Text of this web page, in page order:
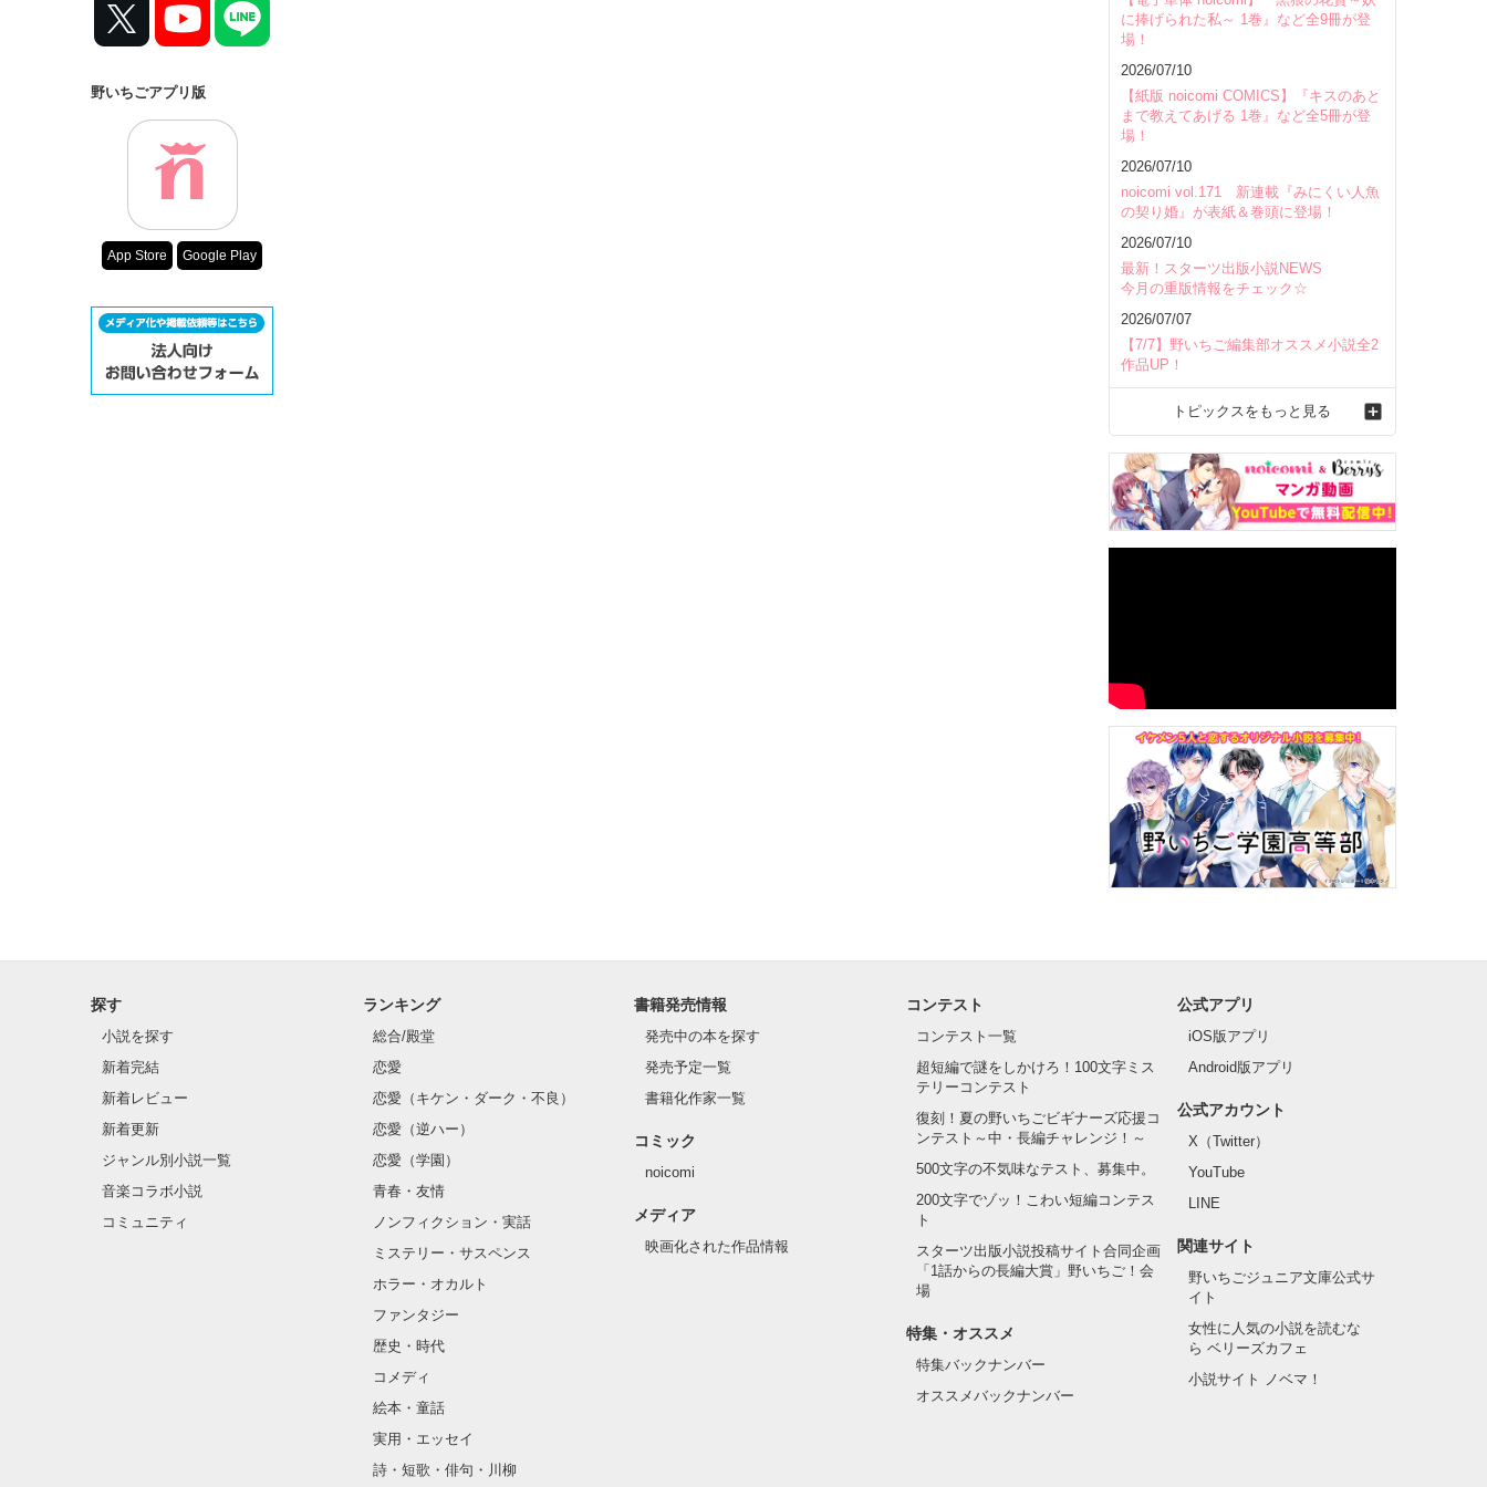
野いちごアプリ版
App Store Google Play
に捧げられた私～ 1巻』など全9冊が登
場！
2026/07/10
【紙版 noicomi COMICS】『キスのあと
まで教えてあげる 1巻』など全5冊が登
場！
2026/07/10
noicomi vol.171 新連載『みにくい人魚
の契り婚』が表紙＆巻頭に登場！
2026/07/10
最新！スターツ出版小説NEWS
今月の重版情報をチェック☆
2026/07/07
【7/7】野いちご編集部オススメ小説全2
作品UP！
トピックスをもっと見る
探す
小説を探す
新着完結
新着レビュー
新着更新
ジャンル別小説一覧
音楽コラボ小説
コミュニティ
ランキング
総合/殿堂
恋愛
恋愛（キケン・ダーク・不良）
恋愛（逆ハー）
恋愛（学園）
青春・友情
ノンフィクション・実話
ミステリー・サスペンス
ホラー・オカルト
ファンタジー
歴史・時代
コメディ
絵本・童話
実用・エッセイ
詩・短歌・俳句・川柳
書籍発売情報
発売中の本を探す
発売予定一覧
書籍化作家一覧
コミック
noicomi
メディア
映画化された作品情報
コンテスト
コンテスト一覧
超短編で謎をしかけろ！100文字ミス
テリーコンテスト
復刻！夏の野いちごビギナーズ応援コ
ンテスト～中・長編チャレンジ！～
500文字の不気味なテスト、募集中。
200文字でゾッ！こわい短編コンテス
ト
スターツ出版小説投稿サイト合同企画
「1話からの長編大賞」野いちご！会
場
特集・オススメ
特集バックナンバー
オススメバックナンバー
公式アプリ
iOS版アプリ
Android版アプリ
公式アカウント
X（Twitter）
YouTube
LINE
関連サイト
野いちごジュニア文庫公式サ
イト
女性に人気の小説を読むな
ら ベリーズカフェ
小説サイト ノベマ！